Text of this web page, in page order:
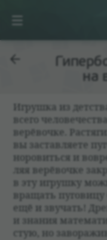
на
Игрушка из
всего
верё­вочке.
вы застав­ля­ете
но­ро­виться и
ляя верё­вочке
в эту игрушку
вращать пуго­вицу
ещё и зву­чать!
и зна­ния
стую, но